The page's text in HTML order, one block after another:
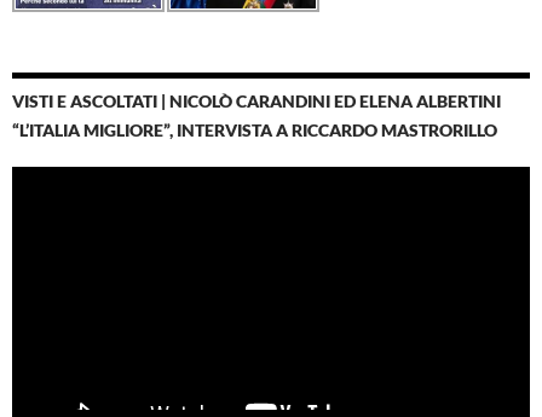
VISTI E ASCOLTATI | NICOLÒ CARANDINI ED ELENA ALBERTINI
“L’ITALIA MIGLIORE”, INTERVISTA A RICCARDO MASTRORILLO